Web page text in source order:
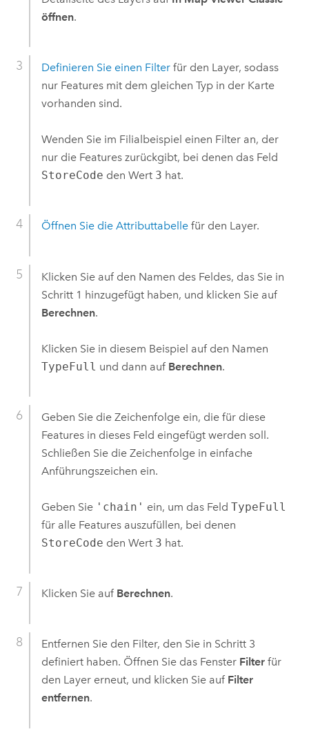
öffnen.
Definieren Sie einen Filterfür den Layer, sodass
nur Features mit dem gleichen Typ in der Karte
vorhanden sind.
Wenden Sie im Filialbeispiel einen Filter an, der
nur die Features zurückgibt, bei denen das Feld
StoreCode den Wert 3 hat.
Öffnen Sie die Attributtabellefür den Layer.
Klicken Sie auf den Namen des Feldes, das Sie in
Schritt 1 hinzugefügt haben, und klicken Sie auf
Berechnen.
Klicken Sie in diesem Beispiel auf den Namen
TypeFull und dann auf Berechnen.
Geben Sie die Zeichenfolge ein, die für diese
Features in dieses Feld eingefügt werden soll.
Schließen Sie die Zeichenfolge in einfache
Anführungszeichen ein.
Geben Sie 'chain' ein, um das Feld TypeFull
für alle Features auszufüllen, bei denen
StoreCode den Wert 3 hat.
Klicken Sie auf Berechnen.
Entfernen Sie den Filter, den Sie in Schritt 3
definiert haben. Öffnen Sie das Fenster Filterfür
den Layer erneut, und klicken Sie auf Filter
entfernen.